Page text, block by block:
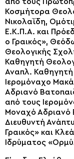
Κοσμήτορα
Νικολαΐδη,
Ε.Κ.Π.Α. και
ο Γραικός»,
Θεολογικής
Καθηγητή
Αναπλ.
Ιερομόναχο
Αδριανό
από τους
Μοναχό Αδριανό
Διευθυντή
Γραικός» και
Ιδρύματος